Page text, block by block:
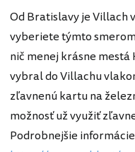
Od Bratislavy je Villach
vyberiete týmto
nič menej krásne mestá
vybral do Villachu
zľavnenú kartu na
možnosť už využiť
Podrobnejšie